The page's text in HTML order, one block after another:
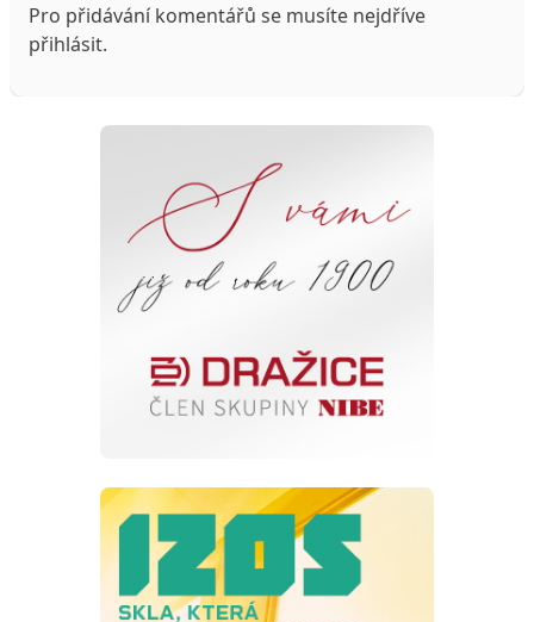
Pro přidávání komentářů se musíte nejdříve
přihlásit.